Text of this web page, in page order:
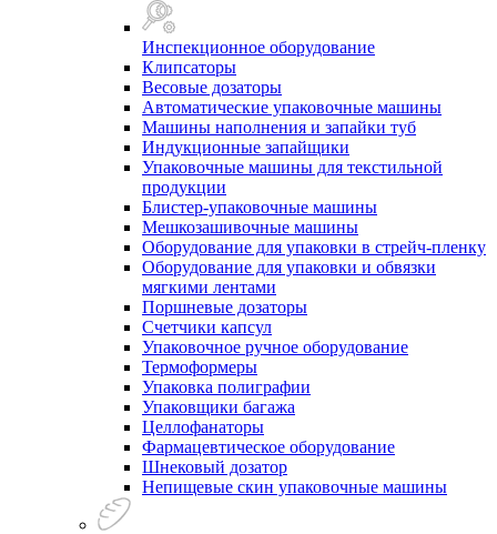
Инспекционное оборудование
Клипсаторы
Весовые дозаторы
Автоматические упаковочные машины
Машины наполнения и запайки туб
Индукционные запайщики
Упаковочные машины для текстильной
продукции
Блистер-упаковочные машины
Мешкозашивочные машины
Оборудование для упаковки в стрейч-пленку
Оборудование для упаковки и обвязки
мягкими лентами
Поршневые дозаторы
Счетчики капсул
Упаковочное ручное оборудование
Термоформеры
Упаковка полиграфии
Упаковщики багажа
Целлофанаторы
Фармацевтическое оборудование
Шнековый дозатор
Непищевые скин упаковочные машины